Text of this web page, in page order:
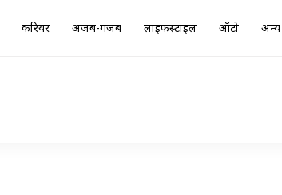
करियर अजब-गजब लाइफस्टाइल ऑटो अन्य